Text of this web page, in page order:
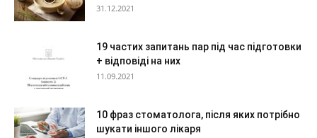
31.12.2021
19 частих запитань пар під час підготовки
+ відповіді на них
11.09.2021
10 фраз стоматолога, після яких потрібно
шукати іншого лікаря